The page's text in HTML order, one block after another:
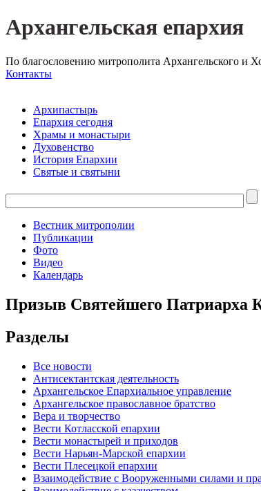
Архангельская епархия
По благословению митрополита Архангельского и
Контакты
Архипастырь
Епархия сегодня
Храмы и монастыри
Духовенство
История Епархии
Святые и святыни
Вестник митрополии
Публикации
Фото
Видео
Календарь
Призыв Святейшего Патриарха
Разделы
Все новости
Антисектантская деятельность
Архангельское Епархиальное управление
Архангельское православное братство
Вера и творчество
Вести Котласской епархии
Вести монастырей и приходов
Вести Нарьян-Марской епархии
Вести Плесецкой епархии
Взаимодействие с Вооруженными силами и